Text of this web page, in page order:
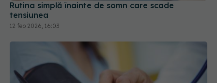
Rutina simplă înainte de somn care scade
tensiunea
12 feb 2026, 16:03